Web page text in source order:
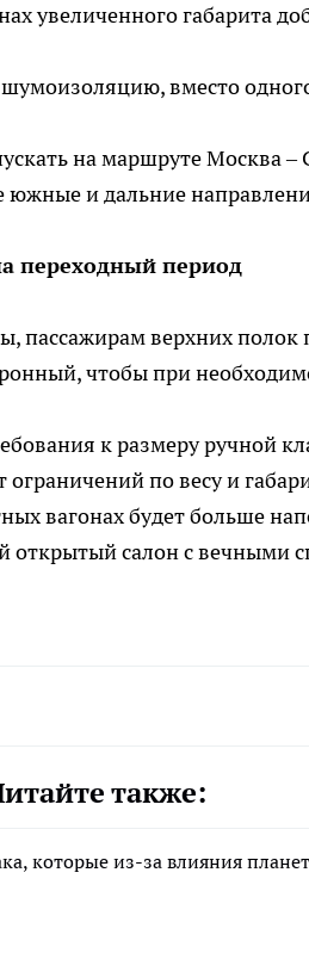
увеличенного габарита
вместо
на маршруте Москва –
южные и дальние
переходный период
пассажирам верхних полок
чтобы при
к размеру ручной
по весу и
вагонах будет больше
салон с вечными
также:
которые из-за влияния